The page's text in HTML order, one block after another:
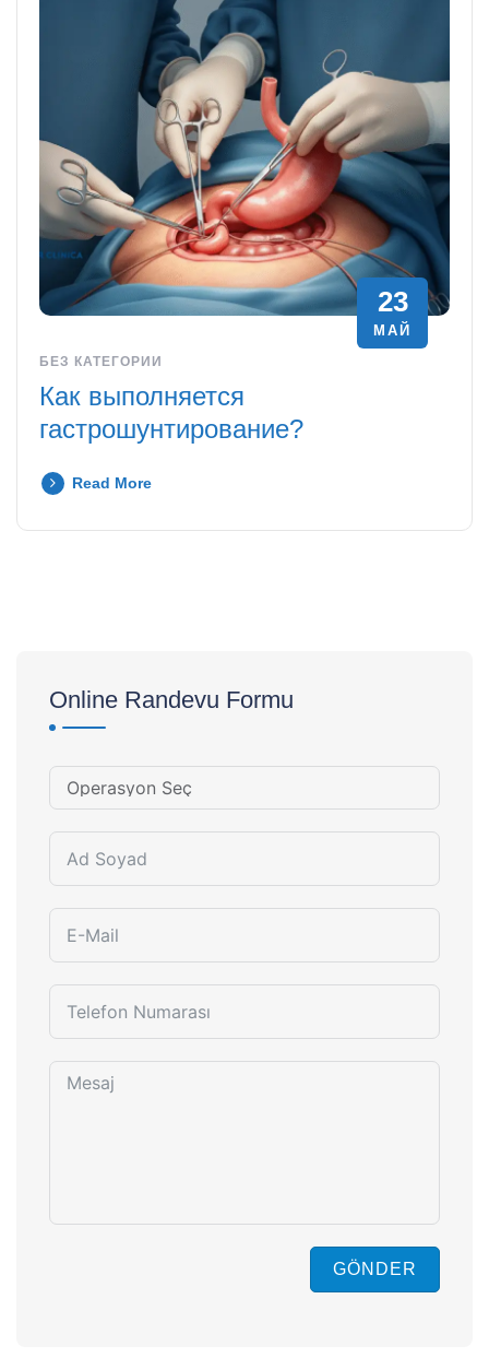
23
МАЙ
БЕЗ КАТЕГОРИИ
Как выполняется
гастрошунтирование?
Read More
Online Randevu Formu
GÖNDER